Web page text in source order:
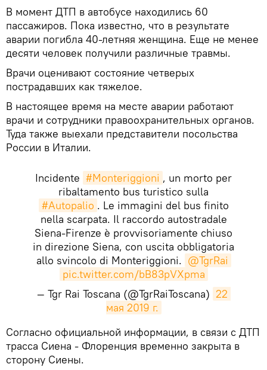
В момент ДТП в автобусе находились 60
пассажиров. Пока известно, что в результате
аварии погибла 40-летняя женщина. Еще не менее
десяти человек получили различные травмы.
Врачи оценивают состояние четверых
пострадавших как тяжелое.
​В настоящее время на месте аварии работают
врачи и сотрудники правоохранительных органов.
Туда также выехали представители посольства
России в Италии.
Incidente #Monteriggioni , un morto per
ribaltamento bus turistico sulla
#Autopalio . Le immagini del bus finito
nella scarpata. Il raccordo autostradale
Siena-Firenze è provvisoriamente chiuso
in direzione Siena, con uscita obbligatoria
allo svincolo di Monteriggioni. @TgrRai
pic.twitter.com/bB83pVXpma
— Tgr Rai Toscana (@TgrRaiToscana) 22
мая 2019 г.
​Согласно официальной информации, в связи с ДТП
трасса Сиена - Флоренция временно закрыта в
сторону Сиены.